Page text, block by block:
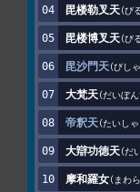
毘楼勒叉天 び
毘楼博叉天 び
毘沙門天 びし
大梵天 だいぼ
帝釈天 たいし
大辯功徳天 だ
摩和羅女 まわ